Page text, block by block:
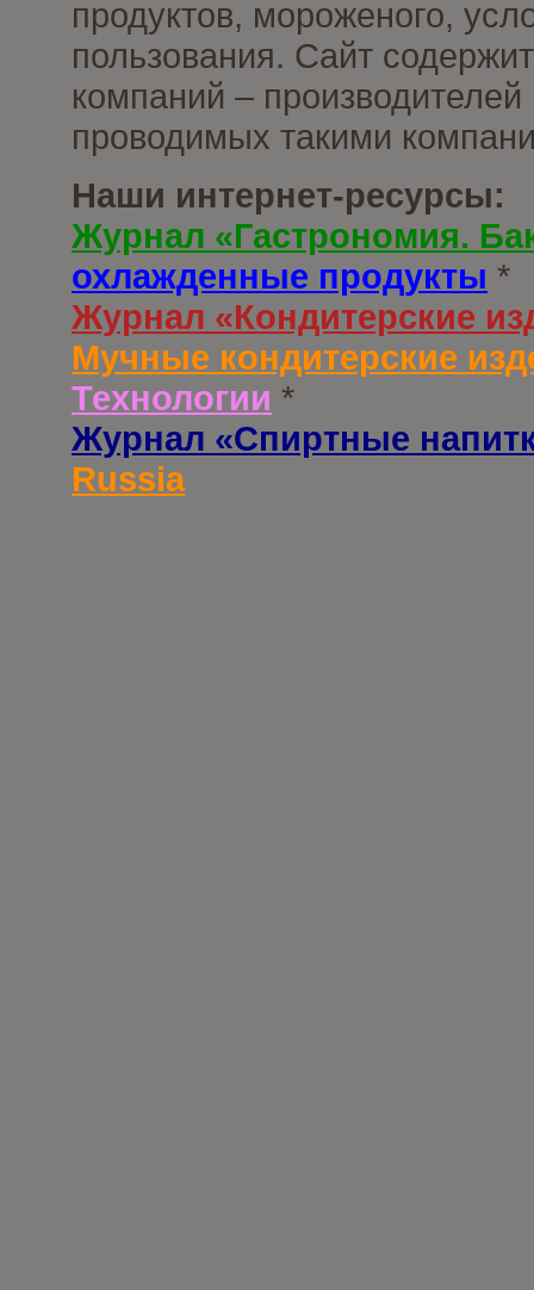
продуктов, мороженого,
пользования. Сайт
компаний –
проводимых такими
Наши интернет-ресурсы:
Журнал «Гастрономия.
охлажденные продукты *
Журнал «Кондитерские
Мучные кондитерские
Технологии *
Журнал «Спиртные
Russia